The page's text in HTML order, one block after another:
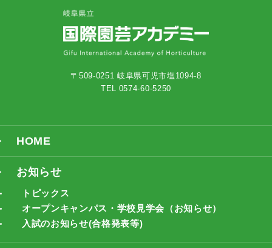
〒509-0251 岐阜県可児市塩1094-8
TEL 0574-60-5250
HOME
お知らせ
トピックス
オープンキャンパス・学校見学会（お知らせ）
入試のお知らせ(合格発表等)